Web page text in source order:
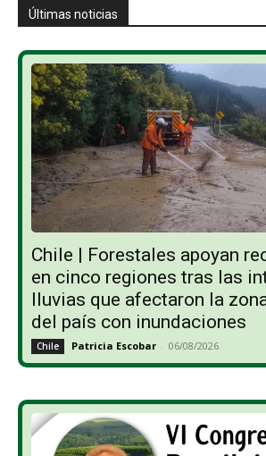
Últimas noticias
Chile | Forestales apoyan
en cinco regiones tras las
lluvias que afectaron la
del país con inundaciones
Chile Patricia Escobar - 06/08/2026